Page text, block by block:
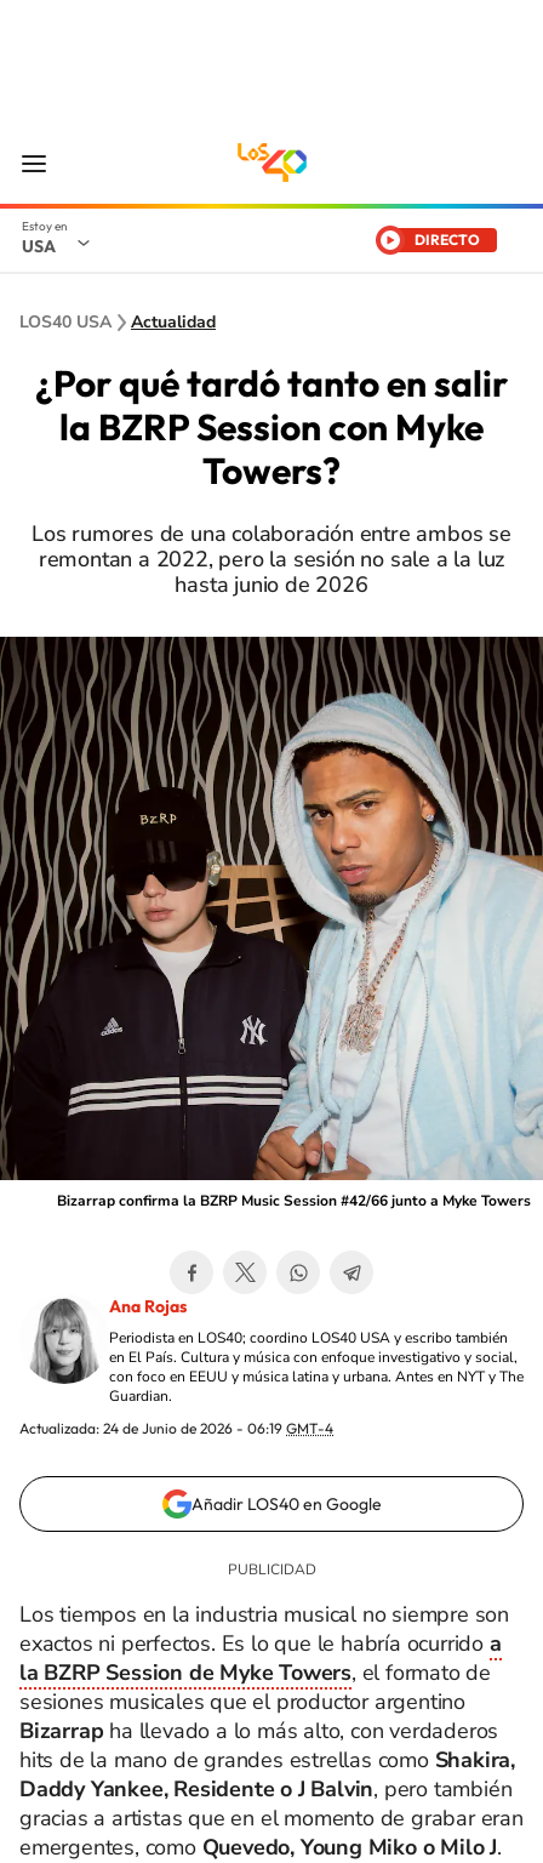
USA DIRECTO
LOS40 USA Actualidad
¿Por qué tardó tanto en salir
la BZRP Session con Myke
Towers?
Los rumores de una colaboración entre ambos se
remontan a 2022, pero la sesión no sale a la luz
hasta junio de 2026
Bizarrap confirma la BZRP Music Session #42/66 junto a Myke Towers
Ana Rojas
Periodista en LOS40; coordino LOS40 USA y escribo también
en El País. Cultura y música con enfoque investigativo y social,
con foco en EEUU y música latina y urbana. Antes en NYT y The
Guardian.
Actualizada: 24 de Junio de 2026 - 06:19 GMT-4
Añadir LOS40 en Google
Los tiempos en la industria musical no siempre son
exactos ni perfectos. Es lo que le habría ocurrido a
la BZRP Session de Myke Towers, el formato de
sesiones musicales que el productor argentino
Bizarrap ha llevado a lo más alto, con verdaderos
hits de la mano de grandes estrellas comoShakira,
Daddy Yankee, Residente o J Balvin, pero también
gracias a artistas que en el momento de grabar eran
emergentes, comoQuevedo, Young Miko o Milo J.